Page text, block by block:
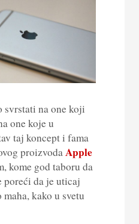
svrstati na one koji
one koje u
taj koncept i fama
proizvodaApple
kome god taboru da
poreći da je uticaj
kako u svetu